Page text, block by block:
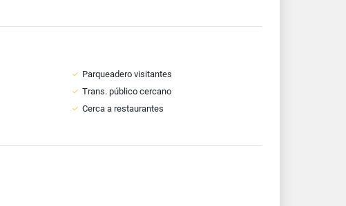
Parqueadero visitantes
Trans. público cercano
Cerca a restaurantes